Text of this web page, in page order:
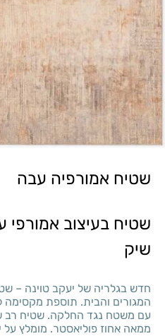
שטיח אמורפיה עבה
שטיח בעיצוב אמורפי
שיק
חדש בגלריה של יעקב טוינה –
המגורים והבית. תוספת מקסימה
עם משטח נגד החלקה. שטיח רב
ממאה אחוז פוליאסטר. מומלץ על